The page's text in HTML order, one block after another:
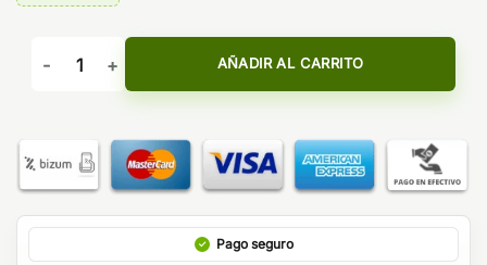
Aroma Torrija Viper Core Edition Longfill 20ml cantidad
AÑADIR AL CARRITO
Pago seguro